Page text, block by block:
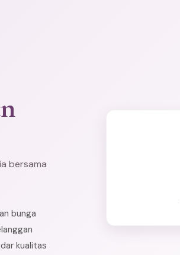
bersama
bunga
kualitas